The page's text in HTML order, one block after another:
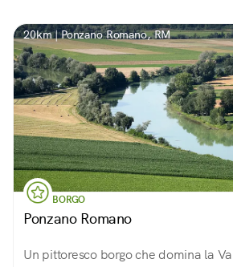
20km | Ponzano Romano, RM
BORGO
Ponzano Romano
Un pittoresco borgo che domina la